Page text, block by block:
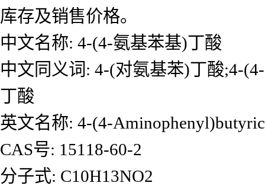
库存及销售价格。
中文名称: 4-(4-氨基苯基)丁酸
中文同义词: 4-(对氨基苯)丁酸;4-
丁酸
英文名称: 4-(4-
CAS号: 15118-60-2
分子式: C10H13NO2